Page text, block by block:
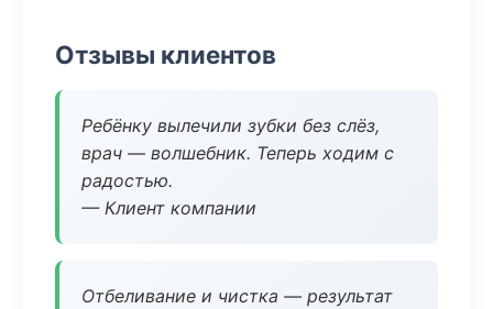
Отзывы клиентов
Ребёнку вылечили зубки без слёз,
врач — волшебник. Теперь ходим с
радостью.
— Клиент компании
Отбеливание и чистка — результат